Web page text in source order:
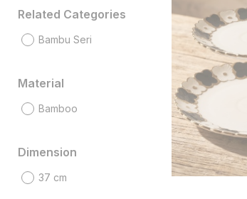
Fincan Takımları
Takımları
Takımları
Related Categories
Bambu Seri
Material
Bamboo
Dimension
37 cm